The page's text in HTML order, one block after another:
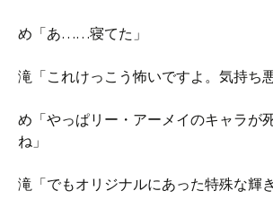
め「あ……寝てた」
滝「これけっこう怖いですよ。気持ち悪
め「やっぱリー・アーメイのキャラが
ね」
滝「でもオリジナルにあった特殊な輝